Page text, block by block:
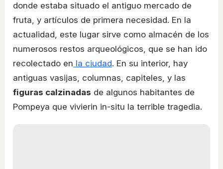
donde estaba situado el antiguo mercado de
fruta, y artículos de primera necesidad. En la
actualidad, este lugar sirve como almacén de los
numerosos restos arqueológicos, que se han ido
recolectado en la ciudad. En su interior, hay
antiguas vasijas, columnas, capiteles, y las
figuras calzinadas de algunos habitantes de
Pompeya que vivierin in-situ la terrible tragedia.